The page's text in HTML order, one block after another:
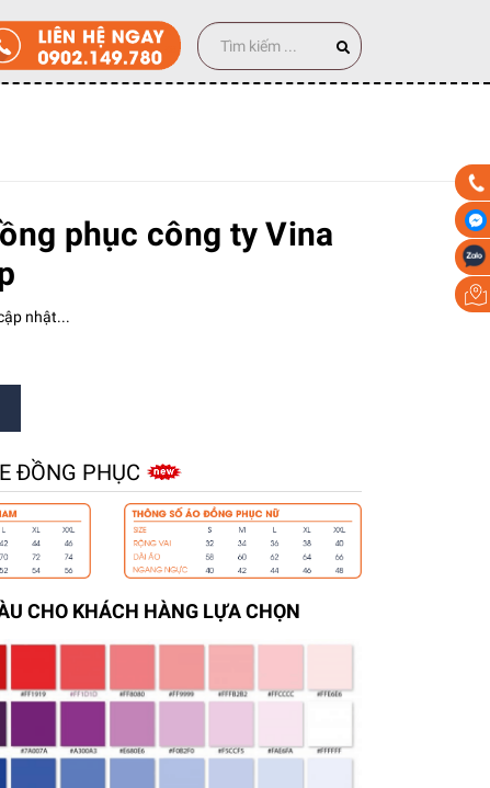
cái
phục công ty Vina
nhật...
ĐỒNG PHỤC
CHO KHÁCH HÀNG LỰA CHỌN